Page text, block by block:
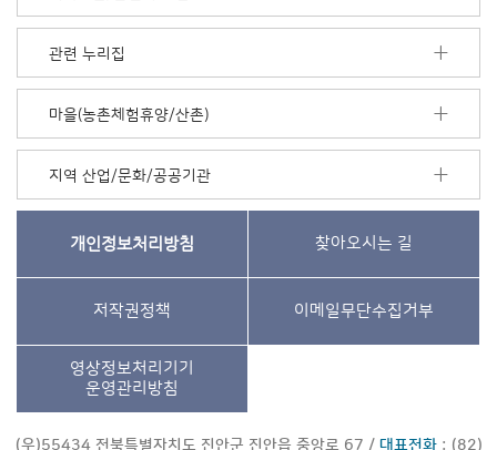
관련 누리집
마을(농촌체험휴양/산촌)
지역 산업/문화/공공기관
개인정보처리방침 찾아오시는 길
저작권정책 이메일무단수집거부
영상정보처리기기
운영관리방침
(우)55434 전북특별자치도 진안군 진안읍 중앙로 67 / 대표전화: (82)